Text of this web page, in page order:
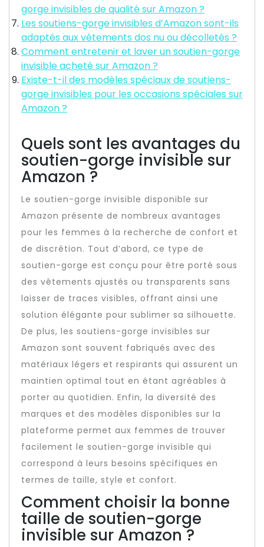
gorge invisibles de qualité sur Amazon ?
Les soutiens-gorge invisibles d’Amazon sont-ils
adaptés aux vêtements dos nu ou décolletés ?
Comment entretenir et laver un soutien-gorge
invisible acheté sur Amazon ?
Existe-t-il des modèles spéciaux de soutiens-
gorge invisibles pour les occasions spéciales sur
Amazon ?
Quels sont les avantages du
soutien-gorge invisible sur
Amazon ?
Le soutien-gorge invisible disponible sur
Amazon présente de nombreux avantages
pour les femmes à la recherche de confort et
de discrétion. Tout d’abord, ce type de
soutien-gorge est conçu pour être porté sous
des vêtements ajustés ou transparents sans
laisser de traces visibles, offrant ainsi une
solution élégante pour sublimer sa silhouette.
De plus, les soutiens-gorge invisibles sur
Amazon sont souvent fabriqués avec des
matériaux légers et respirants qui assurent un
maintien optimal tout en étant agréables à
porter au quotidien. Enfin, la diversité des
marques et des modèles disponibles sur la
plateforme permet aux femmes de trouver
facilement le soutien-gorge invisible qui
correspond à leurs besoins spécifiques en
termes de taille, style et confort.
Comment choisir la bonne
taille de soutien-gorge
invisible sur Amazon ?